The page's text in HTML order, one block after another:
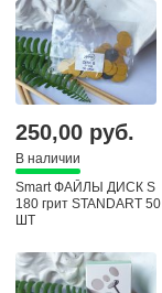
250,00 руб.
В наличии
Smart ФАЙЛЫ ДИСК S
180 грит STANDART 50
ШТ